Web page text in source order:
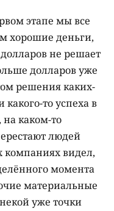
этапе мы все
хорошие деньги,
не решает
долларов уже
решения каких-
то успеха в
каком-то
людей
компаниях видел,
момента
материальные
уже точки